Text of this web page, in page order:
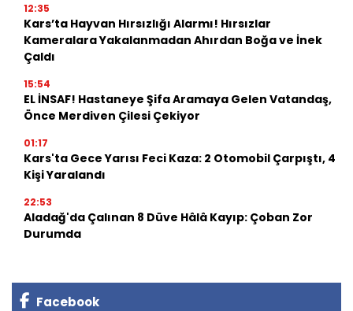
12:35
Kars’ta Hayvan Hırsızlığı Alarmı! Hırsızlar
Kameralara Yakalanmadan Ahırdan Boğa ve İnek
Çaldı
15:54
EL İNSAF! Hastaneye Şifa Aramaya Gelen Vatandaş,
Önce Merdiven Çilesi Çekiyor
01:17
Kars'ta Gece Yarısı Feci Kaza: 2 Otomobil Çarpıştı, 4
Kişi Yaralandı
22:53
Aladağ'da Çalınan 8 Düve Hâlâ Kayıp: Çoban Zor
Durumda
Facebook